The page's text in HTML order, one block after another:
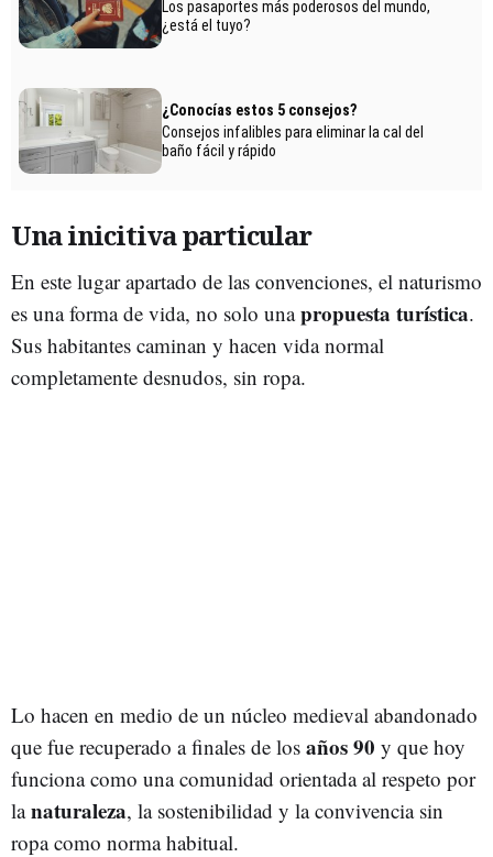
Una inicitiva particular
En este lugar apartado de las convenciones, el naturismo
es una forma de vida, no solo unapropuesta turística.
Sus habitantes caminan y hacen vida normal
completamente desnudos, sin ropa.
Lo hacen en medio de un núcleo medieval abandonado
que fue recuperado a finales de los años 90 y que hoy
funciona como una comunidad orientada al respeto por
lanaturaleza, la sostenibilidad y la convivencia sin
ropa como norma habitual.